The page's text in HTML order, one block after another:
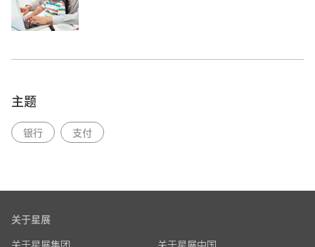
2.扫描二维码下载
主题
银行 支付
关于星展
关于星展集团
关于星展中国